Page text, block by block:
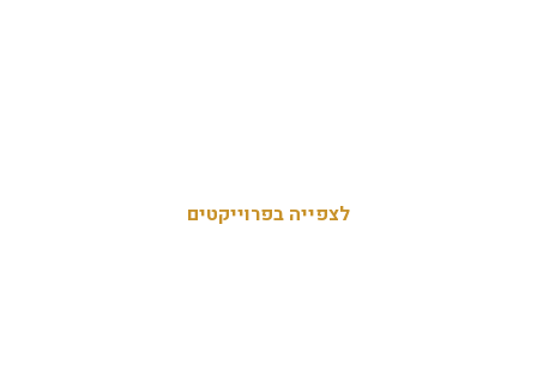
לצפייה בפרוייקטים